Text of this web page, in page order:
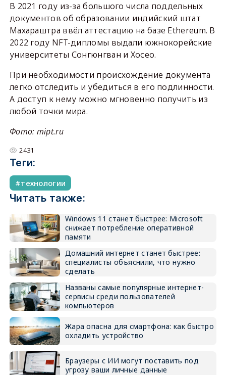
В 2021 году из-за большого числа поддельных
документов об образовании индийский штат
Махараштра ввёл аттестацию на базе Ethereum. В
2022 году NFT-дипломы выдали южнокорейские
университеты Сонгюнгван и Хосео.
При необходимости происхождение документа
легко отследить и убедиться в его подлинности.
А доступ к нему можно мгновенно получить из
любой точки мира.
Фото: mipt.ru
2431
Теги:
технологии
Читать также:
Windows 11 станет быстрее: Microsoft
снижает потребление оперативной
памяти
Домашний интернет станет быстрее:
специалисты объяснили, что нужно
сделать
Названы самые популярные интернет-
сервисы среди пользователей
компьютеров
Жара опасна для смартфона: как быстро
охладить устройство
Браузеры с ИИ могут поставить под
угрозу ваши личные данные